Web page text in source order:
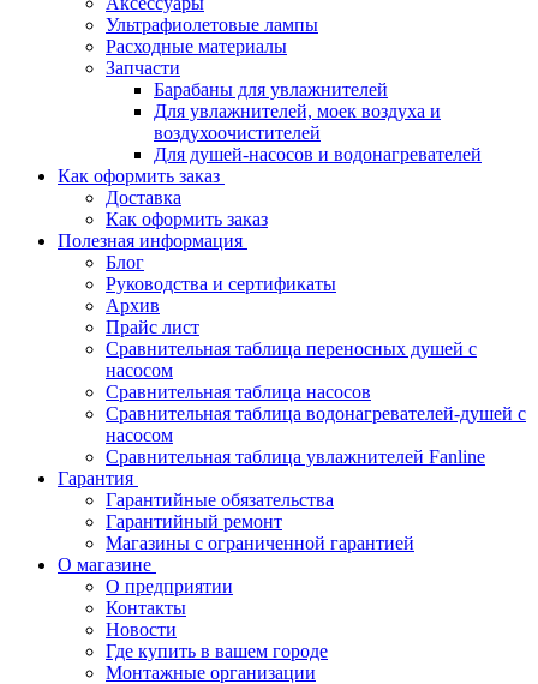
Ультрафиолетовые лампы
Расходные материалы
Запчасти
Барабаны для увлажнителей
Для увлажнителей, моек воздуха и
воздухоочистителей
Для душей-насосов и водонагревателей
Как оформить заказ
Доставка
Как оформить заказ
Полезная информация
Блог
Руководства и сертификаты
Архив
Прайс лист
Сравнительная таблица переносных душей с
насосом
Сравнительная таблица насосов
Сравнительная таблица водонагревателей-душей с
насосом
Сравнительная таблица увлажнителей Fanline
Гарантия
Гарантийные обязательства
Гарантийный ремонт
Магазины с ограниченной гарантией
О магазине
О предприятии
Контакты
Новости
Где купить в вашем городе
Монтажные организации